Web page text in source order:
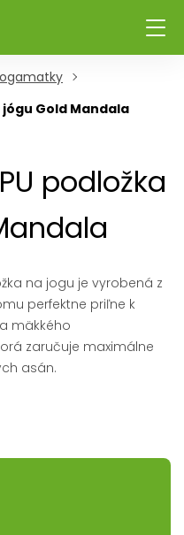
Gold Mandala
podložka
na jogu je vyrobená z
perfektne priľne k
mäkkého
zaručuje maximálne
asán.